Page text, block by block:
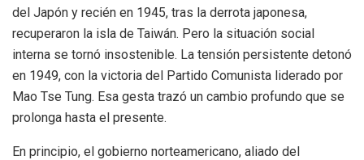
del Japón y recién en 1945, tras la derrota japonesa,
recuperaron la isla de Taiwán. Pero la situación social
interna se tornó insostenible. La tensión persistente detonó
en 1949, con la victoria del Partido Comunista liderado por
Mao Tse Tung. Esa gesta trazó un cambio profundo que se
prolonga hasta el presente.
En principio, el gobierno norteamericano, aliado del